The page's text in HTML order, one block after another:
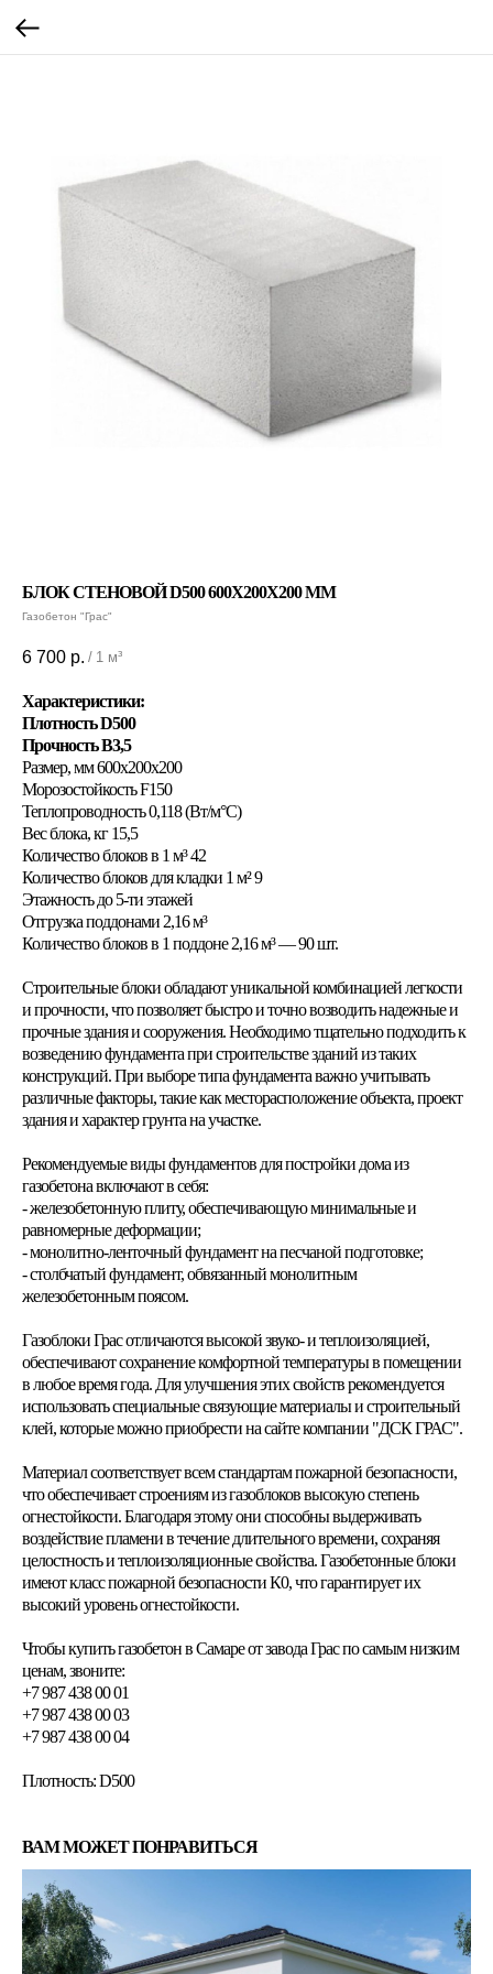
БЛОК СТЕНОВОЙ D500 600X200X200 ММ
Газобетон "Грас"
6 700 р. / 1 м³
Характеристики:
Плотность D500
Прочность B3,5
Размер, мм 600x200x200
Морозостойкость F150
Теплопроводность 0,118 (Вт/м°С)
Вес блока, кг 15,5
Количество блоков в 1 м³ 42
Количество блоков для кладки 1 м² 9
Этажность до 5-ти этажей
Отгрузка поддонами 2,16 м³
Количество блоков в 1 поддоне 2,16 м³ — 90 шт.
Строительные блоки обладают уникальной комбинацией легкости
и прочности, что позволяет быстро и точно возводить надежные и
прочные здания и сооружения. Необходимо тщательно подходить к
возведению фундамента при строительстве зданий из таких
конструкций. При выборе типа фундамента важно учитывать
различные факторы, такие как месторасположение объекта, проект
здания и характер грунта на участке.
Рекомендуемые виды фундаментов для постройки дома из
газобетона включают в себя:
- железобетонную плиту, обеспечивающую минимальные и
равномерные деформации;
- монолитно-ленточный фундамент на песчаной подготовке;
- столбчатый фундамент, обвязанный монолитным
железобетонным поясом.
Газоблоки Грас отличаются высокой звуко- и теплоизоляцией,
обеспечивают сохранение комфортной температуры в помещении
в любое время года. Для улучшения этих свойств рекомендуется
использовать специальные связующие материалы и строительный
клей, которые можно приобрести на сайте компании "ДСК ГРАС".
Материал соответствует всем стандартам пожарной безопасности,
что обеспечивает строениям из газоблоков высокую степень
огнестойкости. Благодаря этому они способны выдерживать
воздействие пламени в течение длительного времени, сохраняя
целостность и теплоизоляционные свойства. Газобетонные блоки
имеют класс пожарной безопасности К0, что гарантирует их
высокий уровень огнестойкости.
Чтобы купить газобетон в Самаре от завода Грас по самым низким
ценам, звоните:
+7 987 438 00 01
+7 987 438 00 03
+7 987 438 00 04
Плотность: D500
ВАМ МОЖЕТ ПОНРАВИТЬСЯ